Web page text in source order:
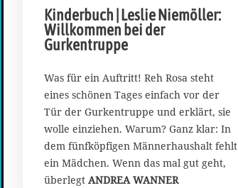
u
g
u
t
2
6
Kinderbuch | Leslie Niemöller:
Willkommen bei der
Gurkentruppe
Was für ein Auftritt! Reh Rosa steht
eines schönen Tages einfach vor der
Tür der Gurkentruppe und erklärt, sie
wolle einziehen. Warum? Ganz klar: In
dem fünfköpfigen Männerhaushalt fehlt
ein Mädchen. Wenn das mal gut geht,
überlegt ANDREA WANNER